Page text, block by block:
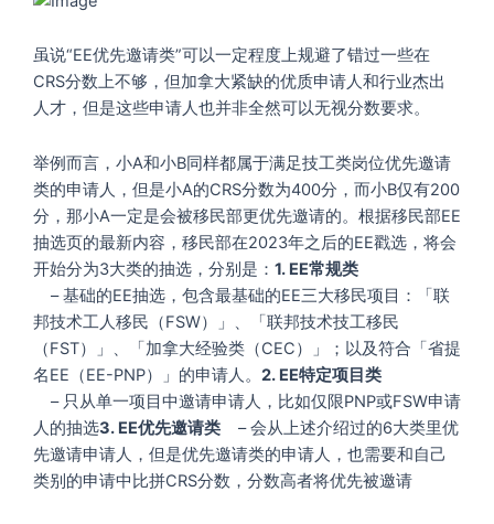
虽说“EE优先邀请类”可以一定程度上规避了错过一些在
CRS分数上不够，但加拿大紧缺的优质申请人和行业杰出
人才，但是这些申请人也并非全然可以无视分数要求。
举例而言，小A和小B同样都属于满足技工类岗位优先邀请
类的申请人，但是小A的CRS分数为400分，而小B仅有200
分，那小A一定是会被移民部更优先邀请的。根据移民部EE
抽选页的最新内容，移民部在2023年之后的EE戳选，将会
开始分为3大类的抽选，分别是： 1. EE常规类
– 基础的EE抽选，包含最基础的EE三大移民项目：「联
邦技术工人移民（FSW）」、「联邦技术技工移民
（FST）」、「加拿大经验类（CEC）」；以及符合「省提
名EE（EE-PNP）」的申请人。 2. EE特定项目类
– 只从单一项目中邀请申请人，比如仅限PNP或FSW申请
人的抽选3. EE优先邀请类 – 会从上述介绍过的6大类里优
先邀请申请人，但是优先邀请类的申请人，也需要和自己
类别的申请中比拼CRS分数，分数高者将优先被邀请